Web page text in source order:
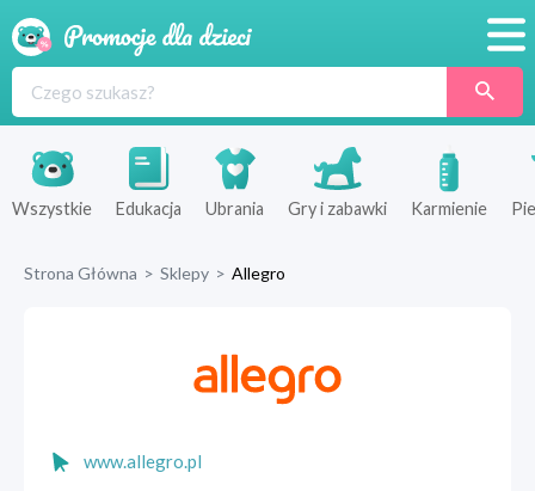
Produkty
Sklepy
Wszystkie Edukacja Ubrania Gry i zabawki Karmienie
Strona Główna > Sklepy > Allegro
www.allegro.pl